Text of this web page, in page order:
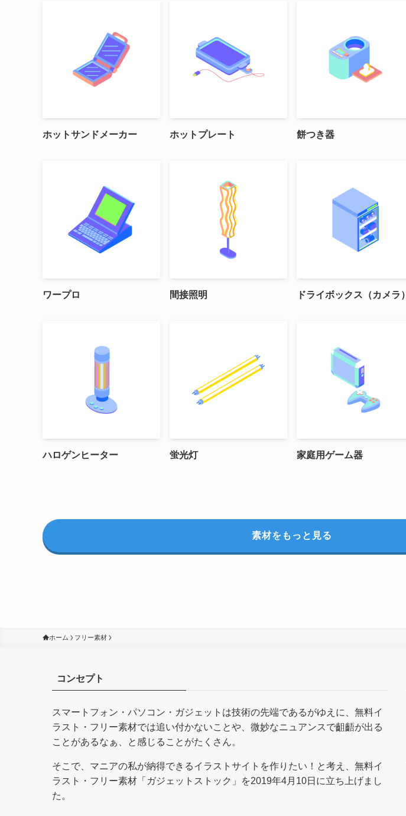
ホットサンドメーカー ホットプレート 餅つき器
ワープロ 間接照明 ドライボックス（カメラ）
ハロゲンヒーター 蛍光灯 家庭用ゲーム器
素材をもっと見る
ホーム フリー素材
コンセプト
スマートフォン・パソコン・ガジェットは技術の先端であるがゆえに、無料イ
ラスト・フリー素材では追い付かないことや、微妙なニュアンスで齟齬が出る
ことがあるなぁ、と感じることがたくさん。
そこで、マニアの私が納得できるイラストサイトを作りたい！と考え、無料イ
ラスト・フリー素材「ガジェットストック」を2019年4月10日に立ち上げまし
た。